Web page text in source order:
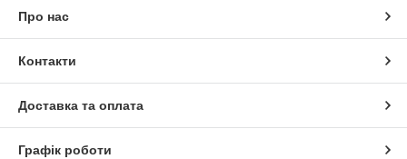
Про нас
Контакти
Доставка та оплата
Графік роботи